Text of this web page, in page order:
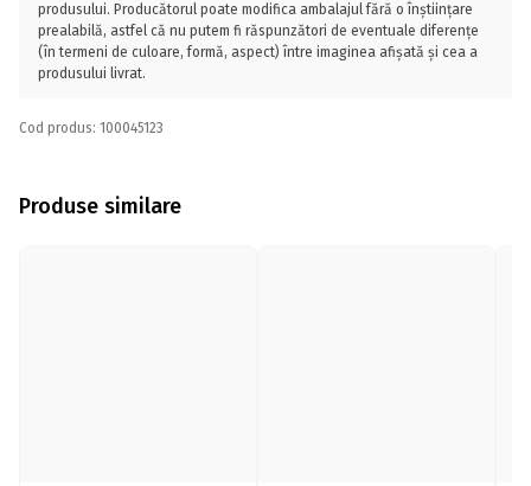
produsului. Producătorul poate modifica ambalajul fără o înștiințare
prealabilă, astfel că nu putem fi răspunzători de eventuale diferențe
(în termeni de culoare, formă, aspect) între imaginea afișată și cea a
produsului livrat.
Cod produs: 100045123
Produse similare